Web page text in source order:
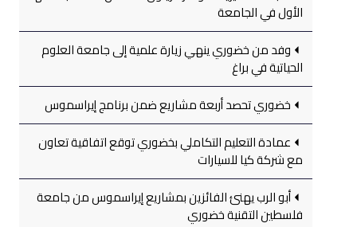
الأول في الجامعة
وفد من خضوري ينهي زيارة علمية إلى جامعة العلوم
الحياتية في براغ
خضوري تحصد أربعة مشاريع ضمن برنامج إيراسموس
عمادة التعليم التكاملي بخضوري توقع اتفاقية تعاون
مع شركة كيا للسيارات
أبو الرب يهنئ الفائزين بمشاريع إيراسموس من جامعة
فلسطين التقنية خضوري